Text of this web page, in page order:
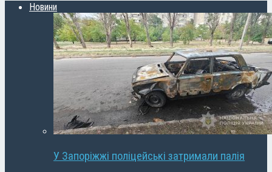
Новини
У Запоріжжі поліцейські затримали палія